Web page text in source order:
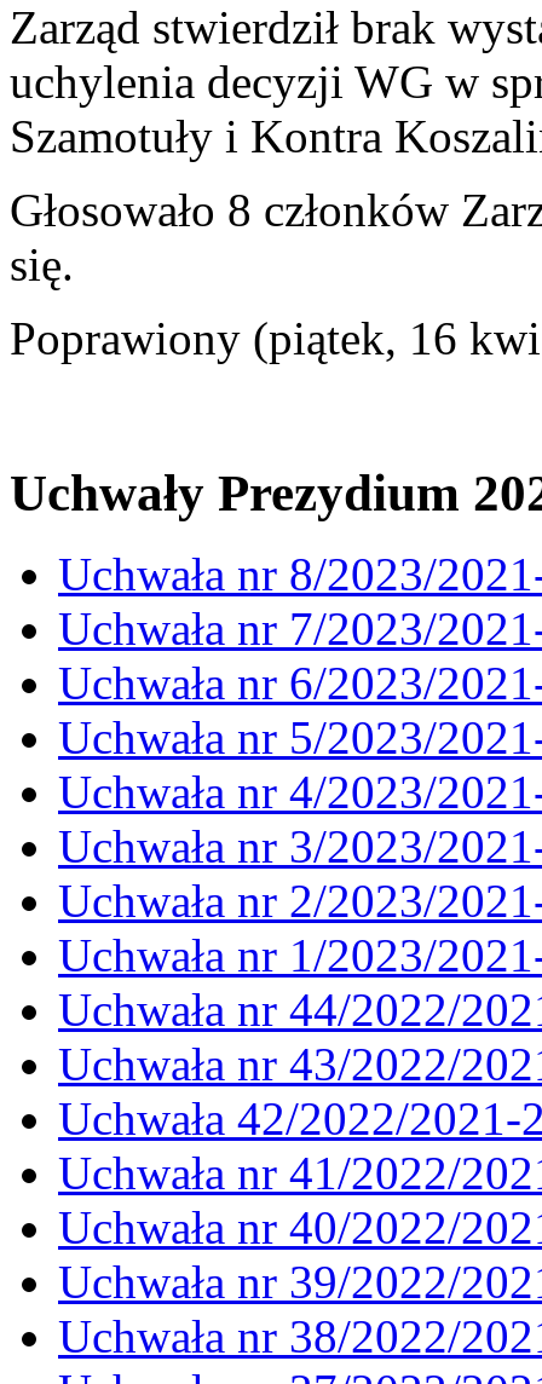
Zarząd stwierdził brak
uchylenia decyzji WG w
Szamotuły i Kontra
Głosowało 8 członków
się.
Poprawiony (piątek, 16
Uchwały Prezydium
Uchwała nr 8/2023/
Uchwała nr 7/2023/
Uchwała nr 6/2023/
Uchwała nr 5/2023/
Uchwała nr 4/2023/
Uchwała nr 3/2023/
Uchwała nr 2/2023/
Uchwała nr 1/2023/
Uchwała nr 44/2022/
Uchwała nr 43/2022/
Uchwała 42/2022/2021-
Uchwała nr 41/2022/
Uchwała nr 40/2022/
Uchwała nr 39/2022/
Uchwała nr 38/2022/